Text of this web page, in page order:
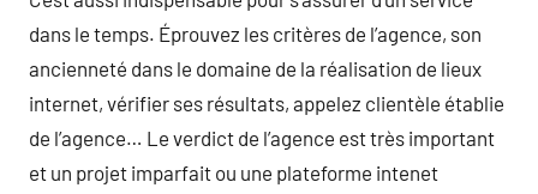
dans le temps. Éprouvez les critères de l’agence, son
ancienneté dans le domaine de la réalisation de lieux
internet, vérifier ses résultats, appelez clientèle établie
de l’agence… Le verdict de l’agence est très important
et un projet imparfait ou une plateforme intenet